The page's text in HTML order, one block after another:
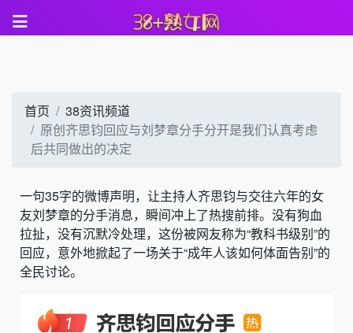
首页
38资讯频道
原创齐思钧回应与刘梦章分手分开是我们认真考虑
后共同做出的决定
一句35字的微博声明，让主持人齐思钧与交往六年的女
友刘梦章的分手消息，瞬间冲上了热搜前排。没有狗血
拉扯，没有沉默冷处理，这份被网友称为“教科书级别”的
回应，意外地掀起了一场关于“成年人该如何体面告别”的
全民讨论。